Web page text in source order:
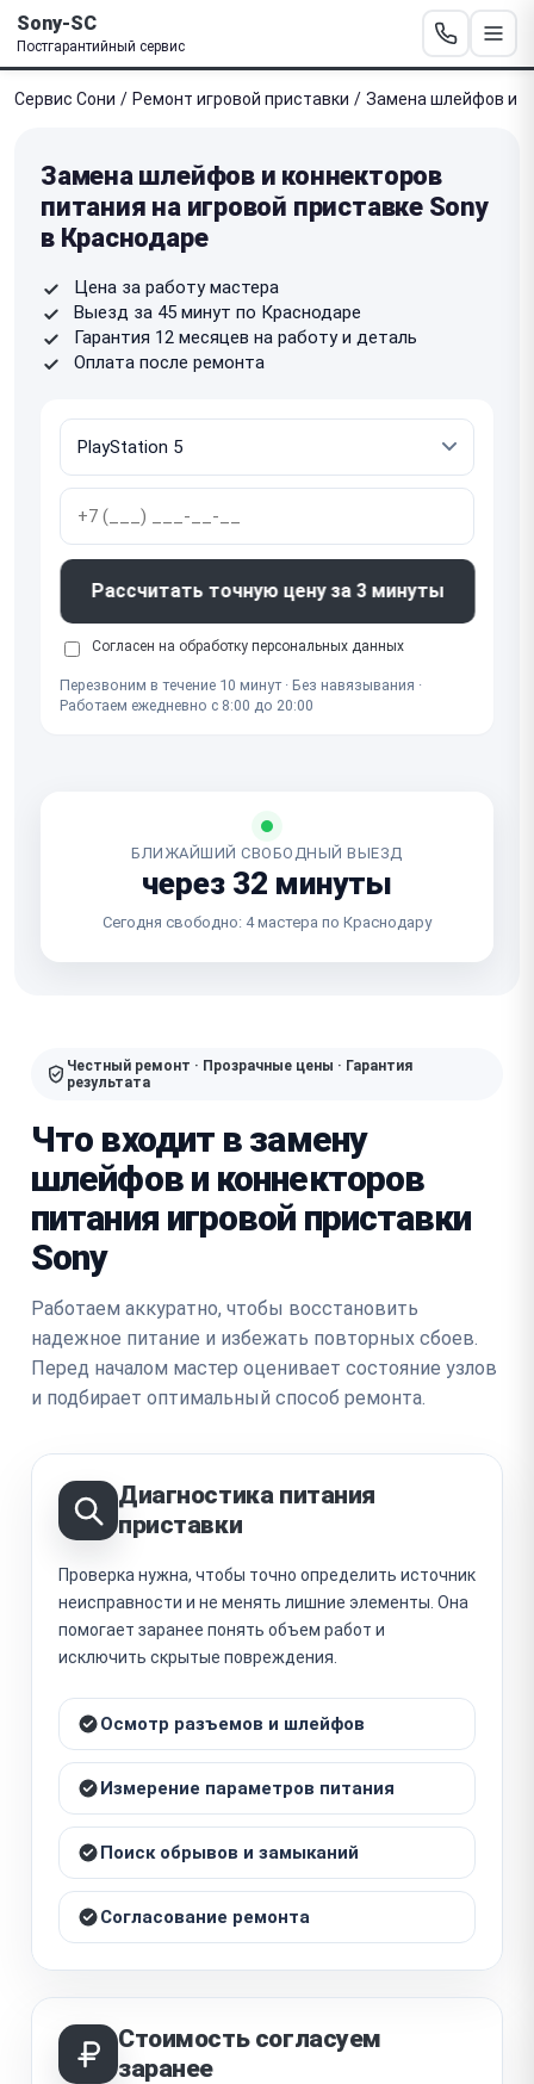
Sony-SC
Постгарантийный сервис
Сервис Сони / Ремонт игровой приставки / Замена шлейфов и
Замена шлейфов и коннекторов
питания на игровой приставке Sony
в Краснодаре
Цена за работу мастера
Выезд за 45 минут по Краснодаре
Гарантия 12 месяцев на работу и деталь
Оплата после ремонта
Рассчитать точную цену за 3 минуты
Согласен на обработку персональных данных
Перезвоним в течение 10 минут · Без навязывания ·
Работаем ежедневно с 8:00 до 20:00
БЛИЖАЙШИЙ СВОБОДНЫЙ ВЫЕЗД
через 32 минуты
Сегодня свободно: 4 мастера по Краснодару
Честный ремонт · Прозрачные цены · Гарантия
результата
Что входит в замену
шлейфов и коннекторов
питания игровой приставки
Sony
Работаем аккуратно, чтобы восстановить
надежное питание и избежать повторных сбоев.
Перед началом мастер оценивает состояние узлов
и подбирает оптимальный способ ремонта.
Диагностика питания
приставки
Проверка нужна, чтобы точно определить источник
неисправности и не менять лишние элементы. Она
помогает заранее понять объем работ и
исключить скрытые повреждения.
Осмотр разъемов и шлейфов
Измерение параметров питания
Поиск обрывов и замыканий
Согласование ремонта
Стоимость согласуем
заранее